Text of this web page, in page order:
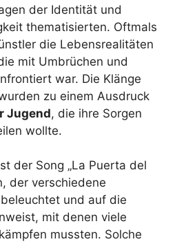
der Identität und
thematisierten. Oftmals
die Lebensrealitäten
mit Umbrüchen und
war. Die Klänge
zu einem Ausdruck
Jugend, die ihre Sorgen
wollte.
der Song „La Puerta del
der verschiedene
und auf die
mit denen viele
mussten. Solche